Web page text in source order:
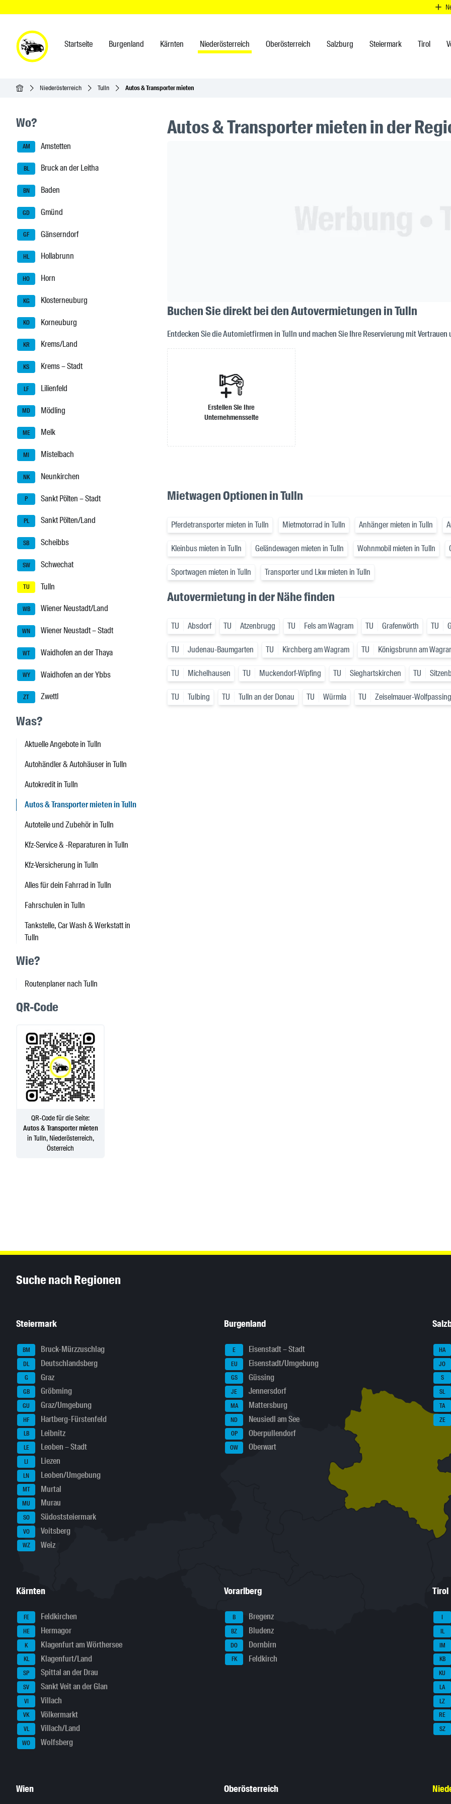
Startseite Burgenland Kärnten Niederösterreich Oberösterreich Salzburg Steiermark Tirol
StartseiteNiederösterreich Tulln Autos & Transporter mieten
Seitenleisten-Navigation
Wo?
AM Amstetten
BL Bruck an der Leitha
BN Baden
GD Gmünd
GF Gänserndorf
HL Hollabrunn
HO Horn
KG Klosterneuburg
KO Korneuburg
KR Krems/Land
KS Krems – Stadt
LF Lilienfeld
MD Mödling
ME Melk
MI Mistelbach
NK Neunkirchen
P Sankt Pölten – Stadt
PL Sankt Pölten/Land
SB Scheibbs
SW Schwechat
TU Tulln
WB Wiener Neustadt/Land
WN Wiener Neustadt – Stadt
WT Waidhofen an der Thaya
WY Waidhofen an der Ybbs
ZT Zwettl
Was?
Aktuelle Angebote in Tulln
Autohändler & Autohäuser in Tulln
Autokredit in Tulln
Autos & Transporter mieten in Tulln
Autoteile und Zubehör in Tulln
Kfz-Service & -Reparaturen in Tulln
Kfz-Versicherung in Tulln
Alles für dein Fahrrad in Tulln
Fahrschulen in Tulln
Tankstelle, Car Wash & Werkstatt in
Tulln
Wie?
Routenplaner nach Tulln
QR-Code
QR-Code für die Seite:
Autos & Transporter mieten
in Tulln, Niederösterreich,
Österreich
Autos & Transporter mieten in der
Buchen Sie direkt bei den Autovermietungen in Tulln
Entdecken Sie die Automietfirmen in Tulln und machen Sie Ihre Reservierung mit Vertrauen
Erstellen Sie Ihre
Unternehmensseite
Mietwagen Optionen in Tulln
Pferdetransporter mieten in Tulln Mietmotorrad in Tulln Anhänger mieten in Tulln
Kleinbus mieten in Tulln Geländewagen mieten in Tulln Wohnmobil mieten in Tulln
Sportwagen mieten in Tulln Transporter und Lkw mieten in Tulln
Autovermietung in der Nähe finden
TU Absdorf TU Atzenbrugg TU Fels am Wagram TU Grafenwörth TU
TU Judenau-Baumgarten TU Kirchberg am Wagram TU Königsbrunn am
TU Michelhausen TU Muckendorf-Wipfing TU Sieghartskirchen TU
TU Tulbing TU Tulln an der Donau TU Würmla TU Zeiselmauer-Wolfpassing
Suche nach Regionen
Steiermark
BM Bruck-Mürzzuschlag
DL Deutschlandsberg
G Graz
GB Gröbming
GU Graz/Umgebung
HF Hartberg-Fürstenfeld
LB Leibnitz
LE Leoben – Stadt
LI Liezen
LN Leoben/Umgebung
MT Murtal
MU Murau
SO Südoststeiermark
VO Voitsberg
WZ Weiz
Burgenland
E Eisenstadt – Stadt
EU Eisenstadt/Umgebung
GS Güssing
JE Jennersdorf
MA Mattersburg
ND Neusiedl am See
OP Oberpullendorf
OW Oberwart
HA
JO
S
SL
TA
ZE
Kärnten
FE Feldkirchen
HE Hermagor
K Klagenfurt am Wörthersee
KL Klagenfurt/Land
SP Spittal an der Drau
SV Sankt Veit an der Glan
VI Villach
VK Völkermarkt
VL Villach/Land
WO Wolfsberg
Vorarlberg
B Bregenz
BZ Bludenz
DO Dornbirn
FK Feldkirch
Tirol
I
IL
IM
KB
KU
LA
LZ
RE
SZ
Wien Oberösterreich